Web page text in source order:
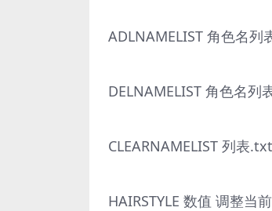
ADLNAMELIST 角色名
DELNAMELIST 角色名
CLEARNAMELIST 列表
HAIRSTYLE 数值 调整当